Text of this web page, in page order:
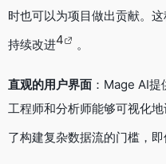
时也可以为项目做出贡献。
持续改进4 。
直观的用户界面 ：Mage AI
工程师和分析师能够可视化
了构建复杂数据流的门槛，